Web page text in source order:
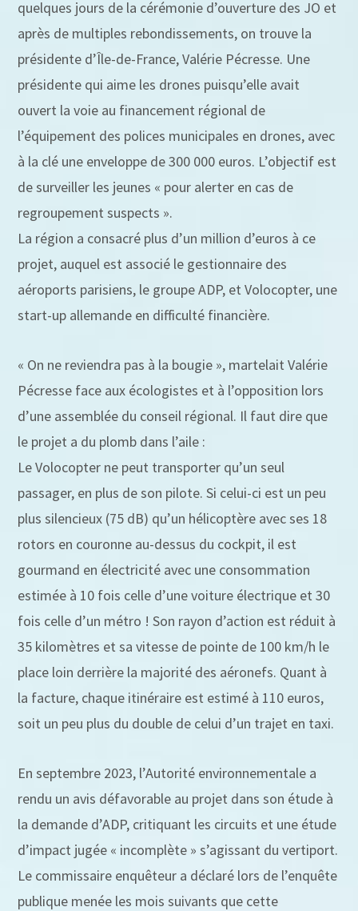
quelques jours de la cérémonie d’ouverture des JO et
après de multiples rebondissements, on trouve la
présidente d’Île-de-France, Valérie Pécresse. Une
présidente qui aime les drones puisqu’elle avait
ouvert la voie au financement régional de
l’équipement des polices municipales en drones, avec
à la clé une enveloppe de 300 000 euros. L’objectif est
de surveiller les jeunes « pour alerter en cas de
regroupement suspects ».
La région a consacré plus d’un million d’euros à ce
projet, auquel est associé le gestionnaire des
aéroports parisiens, le groupe ADP, et Volocopter, une
start-up allemande en difficulté financière.
« On ne reviendra pas à la bougie », martelait Valérie
Pécresse face aux écologistes et à l’opposition lors
d’une assemblée du conseil régional. Il faut dire que
le projet a du plomb dans l’aile :
Le Volocopter ne peut transporter qu’un seul
passager, en plus de son pilote. Si celui-ci est un peu
plus silencieux (75 dB) qu’un hélicoptère avec ses 18
rotors en couronne au-dessus du cockpit, il est
gourmand en électricité avec une consommation
estimée à 10 fois celle d’une voiture électrique et 30
fois celle d’un métro ! Son rayon d’action est réduit à
35 kilomètres et sa vitesse de pointe de 100 km/h le
place loin derrière la majorité des aéronefs. Quant à
la facture, chaque itinéraire est estimé à 110 euros,
soit un peu plus du double de celui d’un trajet en taxi.
En septembre 2023, l’Autorité environnementale a
rendu un avis défavorable au projet dans son étude à
la demande d’ADP, critiquant les circuits et une étude
d’impact jugée « incomplète » s’agissant du vertiport.
Le commissaire enquêteur a déclaré lors de l’enquête
publique menée les mois suivants que cette